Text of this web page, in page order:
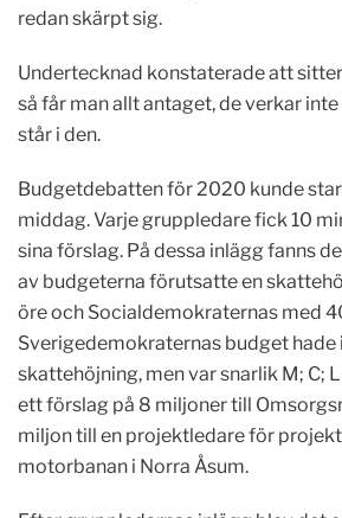
redan skärpt sig.
Undertecknad konstaterade att
så får man allt antaget, de verkar
står i den.
Budgetdebatten för 2020 kunde
middag. Varje gruppledare fick 10
sina förslag. På dessa inlägg fanns
av budgeterna förutsatte en
öre och Socialdemokraternas med
Sverigedemokraternas budget hade
skattehöjning, men var snarlik M; C;
ett förslag på 8 miljoner till
miljon till en projektledare för
motorbanan i Norra Åsum.